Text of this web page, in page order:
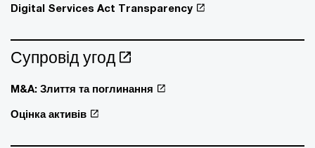
Digital Services Act Transparency
Супровід угод
M&A: Злиття та поглинання
Оцінка активів